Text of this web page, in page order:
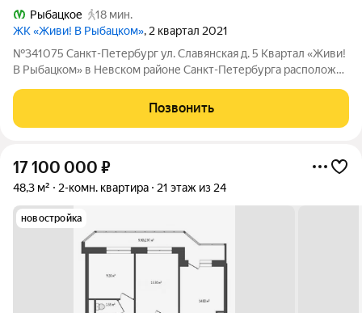
Рыбацкое
18 мин.
ЖК «Живи! В Рыбацком», 2 квартал 2021
№341075 Санкт-Петербург ул. Славянская д. 5 Квартал «Живи!
В Рыбацком» в Невском районе Санкт-Петербурга расположен
добираться до КАДа за
Позвонить
17 100 000 ₽
48,3 м² 2-комн. квартира 21 этаж из 24
новостройка